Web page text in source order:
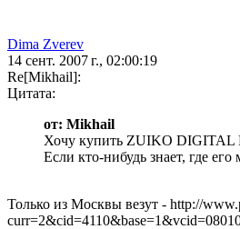
Dima Zverev
14 сент. 2007 г., 02:00:19
Re[Mikhail]:
Цитата:
от: Mikhail
Хочу купить ZUIKO DIGITAL
Если кто-нибудь знает, где
Только из Москвы везут - http://